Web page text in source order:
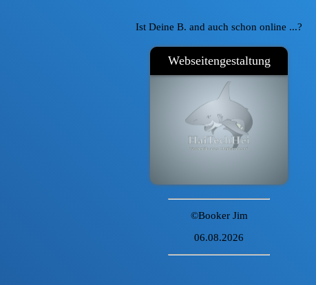
Ist Deine B. and auch schon online ...?
Webseitengestaltung
©Booker Jim
06.08.2026